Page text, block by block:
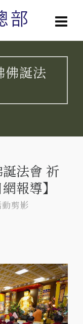
佛誕法
法會 祈
報導】
動剪影